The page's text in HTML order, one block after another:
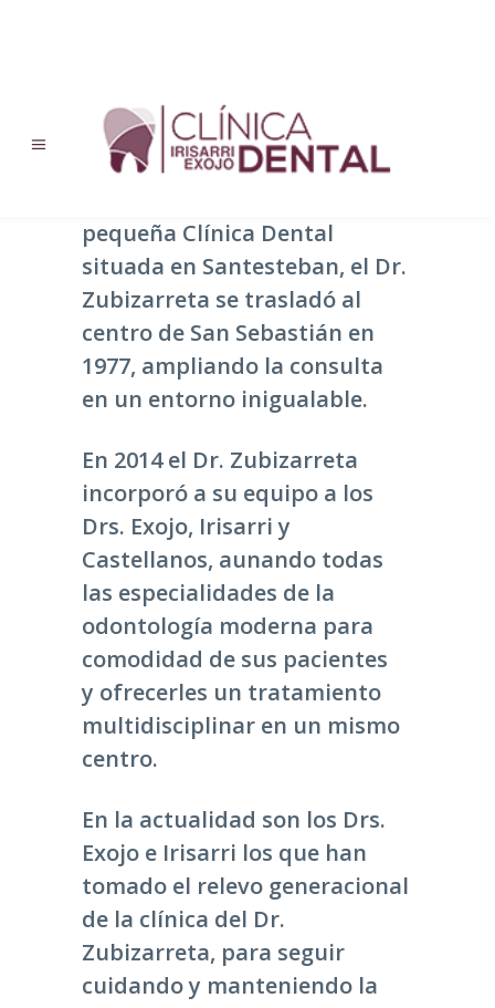
Clínica
pequeña Clínica Dental
situada en Santesteban, el Dr.
Zubizarreta se trasladó al
centro de San Sebastián en
1977, ampliando la consulta
en un entorno inigualable.
En 2014 el Dr. Zubizarreta
incorporó a su equipo a los
Drs. Exojo, Irisarri y
Castellanos, aunando todas
las especialidades de la
odontología moderna para
comodidad de sus pacientes
y ofrecerles un tratamiento
multidisciplinar en un mismo
centro.
En la actualidad son los Drs.
Exojo e Irisarri los que han
tomado el relevo generacional
de la clínica del Dr.
Zubizarreta, para seguir
cuidando y manteniendo la